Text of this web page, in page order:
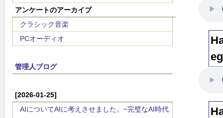
アンケートのアーカイブ
クラシック音楽
PCオーディオ
管理人ブログ
[2026-01-25]
AIについてAIに考えさせました。~完璧なAI時代